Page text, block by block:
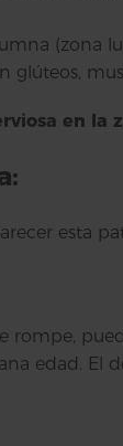
(zona
en la
esta
rompe,
edad. El